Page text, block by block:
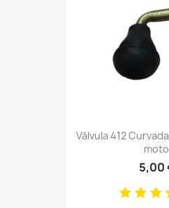
Válvula 412
moto
5,00